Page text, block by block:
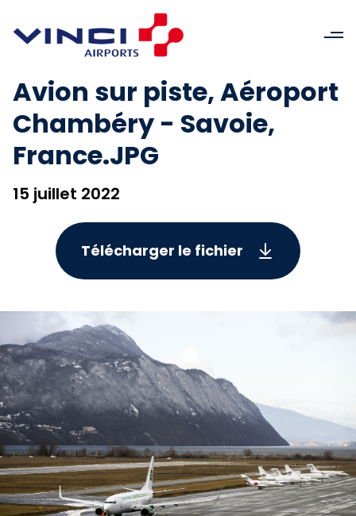
Avion sur piste, Aéroport
Chambéry - Savoie,
France.JPG
15 juillet 2022
Télécharger le fichier